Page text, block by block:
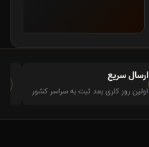
ارسال سریع
اولین روز کاری بعد ثبت به سراسر کشور